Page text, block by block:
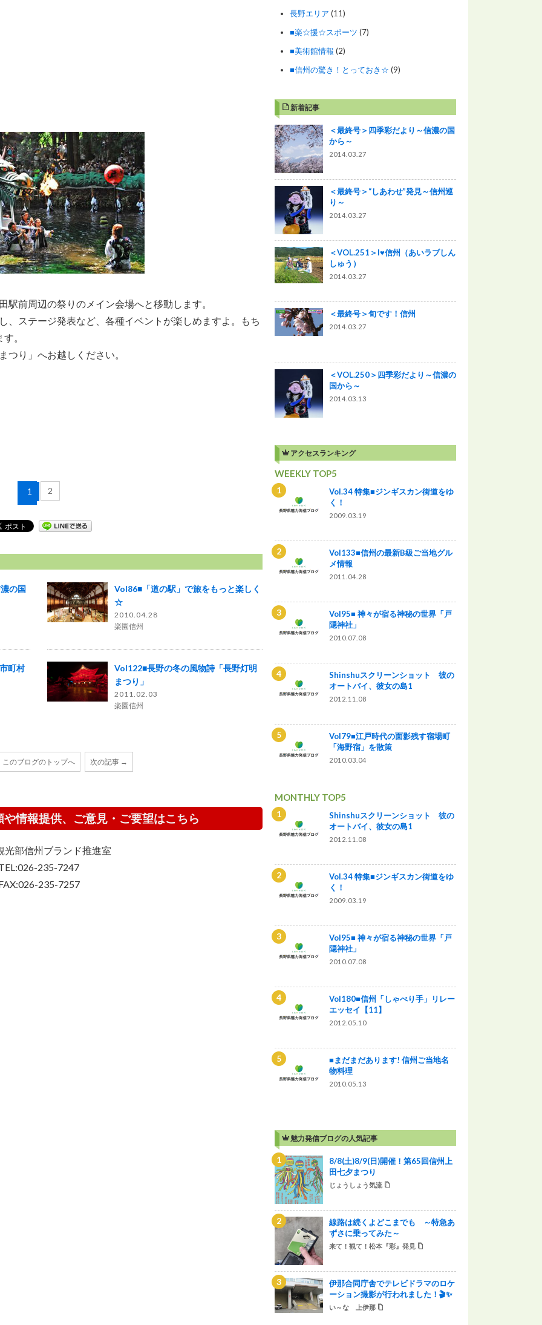
前周辺の祭りのメイン会場へと移動します。
、ステージ発表など、各種イベントが楽しめますよ。もち
。
つり」へお越しください。
1 2
の国
Vol86■「道の駅」で旅をもっと楽しく
☆
2010.04.28
楽園信州
町村
Vol122■長野の冬の風物詩「長野灯明
まつり」
2011.02.03
楽園信州
このブログのトップへ 次の記事 →
情報提供、ご意見・ご要望はこちら
光部信州ブランド推進室
235-7247
235-7257
長野エリア (11)
■楽☆援☆スポーツ (7)
■美術館情報 (2)
■信州の驚き！とっておき☆ (9)
新着記事
＜最終号＞四季彩だより～信濃の国
から～
2014.03.27
＜最終号＞“しあわせ”発見～信州巡
り～
2014.03.27
＜VOL.251＞I♥信州（あいラブしん
しゅう）
2014.03.27
＜最終号＞旬です！信州
2014.03.27
＜VOL.250＞四季彩だより～信濃の
国から～
2014.03.13
アクセスランキング
WEEKLY TOP5
Vol.34 特集■ジンギスカン街道をゆ
く！
2009.03.19
Vol133■信州の最新B級ご当地グル
メ情報
2011.04.28
Vol95■ 神々が宿る神秘の世界「戸
隠神社」
2010.07.08
Shinshuスクリーンショット 彼の
オートバイ、彼女の島1
2012.11.08
Vol79■江戸時代の面影残す宿場町
「海野宿」を散策
2010.03.04
MONTHLY TOP5
Shinshuスクリーンショット 彼の
オートバイ、彼女の島1
2012.11.08
Vol.34 特集■ジンギスカン街道をゆ
く！
2009.03.19
Vol95■ 神々が宿る神秘の世界「戸
隠神社」
2010.07.08
Vol180■信州「しゃべり手」リレー
エッセイ【11】
2012.05.10
■まだまだあります! 信州ご当地名
物料理
2010.05.13
魅力発信ブログの人気記事
8/8(土)8/9(日)開催！第65回信州上
田七夕まつり
じょうしょう気流
線路は続くよどこまでも ～特急あ
ずさに乗ってみた～
来て！観て！松本『彩』発見
伊那合同庁舎でテレビドラマのロケ
ーション撮影が行われました！🎬✨
い～な 上伊那